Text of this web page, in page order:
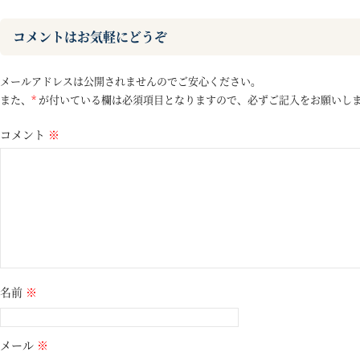
コメントはお気軽にどうぞ
メールアドレスは公開されませんのでご安心ください。
また、 * が付いている欄は必須項目となりますので、必ずご記入をお願いし
コメント ※
名前 ※
メール ※